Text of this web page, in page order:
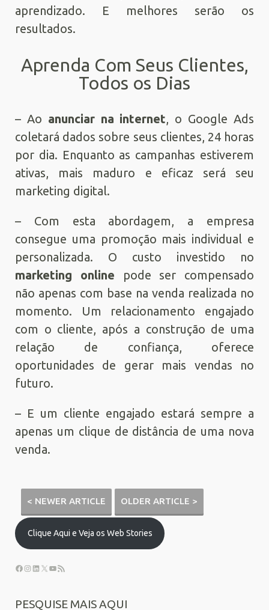
aprendizado. E melhores serão os
resultados.
Aprenda Com Seus Clientes,
Todos os Dias
– Ao anunciar na internet, o Google Ads
coletará dados sobre seus clientes, 24 horas
por dia. Enquanto as campanhas estiverem
ativas, mais maduro e eficaz será seu
marketing digital.
– Com esta abordagem, a empresa
consegue uma promoção mais individual e
personalizada. O custo investido no
marketing online pode ser compensado
não apenas com base na venda realizada no
momento. Um relacionamento engajado
com o cliente, após a construção de uma
relação de confiança, oferece
oportunidades de gerar mais vendas no
futuro.
– E um cliente engajado estará sempre a
apenas um clique de distância de uma nova
venda.
< NEWER ARTICLE OLDER ARTICLE >
Clique Aqui e Veja os Web Stories
PESQUISE MAIS AQUI